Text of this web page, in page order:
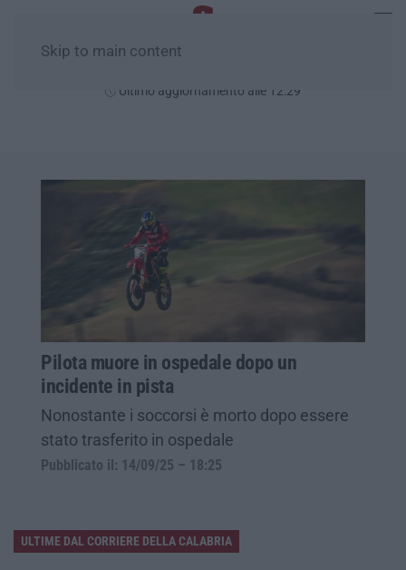
Skip to main content
Ultimo aggiornamento alle 12:29
Pilota muore in ospedale dopo un
incidente in pista
Nonostante i soccorsi è morto dopo essere
stato trasferito in ospedale
Pubblicato il: 14/09/25 – 18:25
ULTIME DAL CORRIERE DELLA CALABRIA